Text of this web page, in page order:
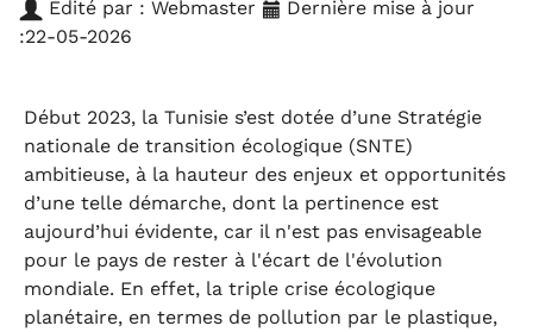
Edité par : Webmaster
Dernière mise à jour
:22-05-2026
Début 2023, la Tunisie s’est dotée d’une Stratégie
nationale de transition écologique (SNTE)
ambitieuse, à la hauteur des enjeux et opportunités
d’une telle démarche, dont la pertinence est
aujourd’hui évidente, car il n'est pas envisageable
pour le pays de rester à l'écart de l'évolution
mondiale. En effet, la triple crise écologique
planétaire, en termes de pollution par le plastique,